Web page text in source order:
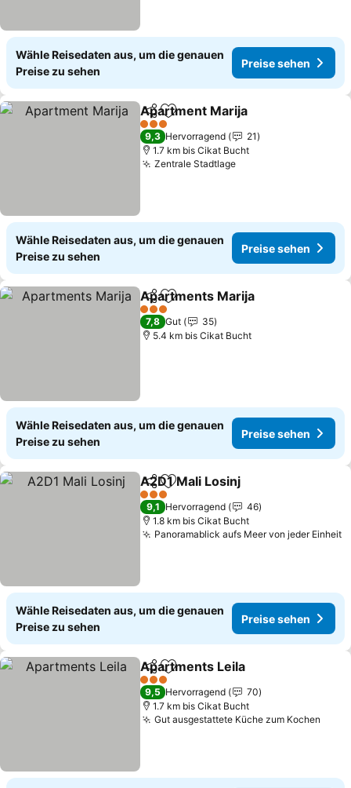
Wähle Reisedaten aus, um die genauen
Preise zu sehen
Preise sehen
TeilenZu Favoriten hinzufügen
Apartment Marija
3 Sterne
9,3 Hervorragend
21
1.7 km bis Cikat Bucht
Zentrale StadtlagePreise sehen
Wähle Reisedaten aus, um die genauen
Preise zu sehen
Preise sehen
TeilenZu Favoriten hinzufügen
Apartments Marija
3 Sterne
7,8 Gut
35
5.4 km bis Cikat Bucht
Wähle Reisedaten aus, um die genauen
Preise zu sehen
Preise sehen
TeilenZu Favoriten hinzufügen
A2D1 Mali Losinj
3 Sterne
9,1 Hervorragend
46
1.8 km bis Cikat Bucht
Panoramablick aufs Meer von jeder Einheit
Wähle Reisedaten aus, um die genauen
Preise zu sehen
Preise sehen
TeilenZu Favoriten hinzufügen
Apartments Leila
3 Sterne
9,5 Hervorragend
70
1.7 km bis Cikat Bucht
Gut ausgestattete Küche zum Kochen